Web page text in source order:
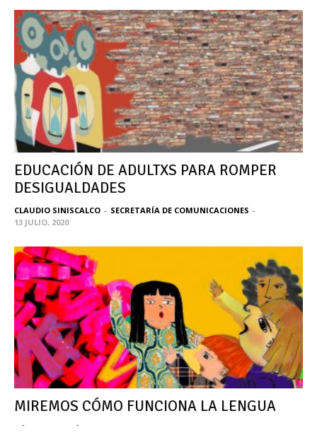
EDUCACIÓN DE ADULTXS PARA ROMPER
DESIGUALDADES
CLAUDIO SINISCALCO - SECRETARÍA DE COMUNICACIONES -
13 JULIO, 2020
MIREMOS CÓMO FUNCIONA LA LENGUA
HÉCTOR GONZÁLEZ